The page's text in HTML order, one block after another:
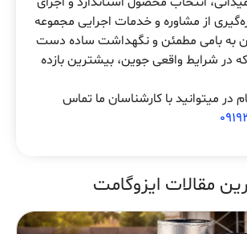
از مشاوره و خدمات اجرایی مجموعه
به بامی مطمئن و نگهداشت ساده دست
در شرایط واقعی جوین، بیشترین بازده
در میتوانید با کارشناسان ما تماس
مقالات ایزوگامت